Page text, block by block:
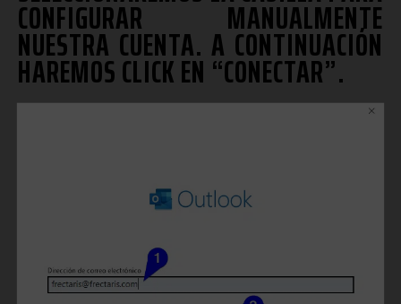
CONFIGURAR MANUALMENTE
NUESTRA CUENTA. A CONTINUACIÓN
HAREMOS CLICK EN “CONECTAR”.